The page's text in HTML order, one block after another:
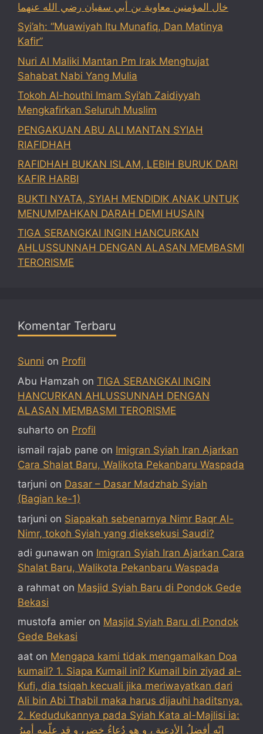
خال المؤمنين معاوية بن أبي سفيان رضي الله عنهما
Syi’ah: “Muawiyah Itu Munafiq, Dan Matinya
Kafir”
Nuri Al Maliki Mantan Pm Irak Menghujat
Sahabat Nabi Yang Mulia
Tokoh Al-houthi Imam Syi’ah Zaidiyyah
Mengkafirkan Seluruh Muslim
PENGAKUAN ABU ALI MANTAN SYIAH
RIAFIDHAH
RAFIDHAH BUKAN ISLAM, LEBIH BURUK DARI
KAFIR HARBI
BUKTI NYATA, SYIAH MENDIDIK ANAK UNTUK
MENUMPAHKAN DARAH DEMI HUSAIN
TIGA SERANGKAI INGIN HANCURKAN
AHLUSSUNNAH DENGAN ALASAN MEMBASMI
TERORISME
Komentar Terbaru
Sunni on Profil
Abu Hamzah on TIGA SERANGKAI INGIN
HANCURKAN AHLUSSUNNAH DENGAN
ALASAN MEMBASMI TERORISME
suharto on Profil
ismail rajab pane on Imigran Syiah Iran Ajarkan
Cara Shalat Baru, Walikota Pekanbaru Waspada
tarjuni on Dasar – Dasar Madzhab Syiah
(Bagian ke-1)
tarjuni on Siapakah sebenarnya Nimr Baqr Al-
Nimr, tokoh Syiah yang dieksekusi Saudi?
adi gunawan on Imigran Syiah Iran Ajarkan Cara
Shalat Baru, Walikota Pekanbaru Waspada
a rahmat on Masjid Syiah Baru di Pondok Gede
Bekasi
mustofa amier on Masjid Syiah Baru di Pondok
Gede Bekasi
aat on Mengapa kami tidak mengamalkan Doa
kumail? 1. Siapa Kumail ini? Kumail bin ziyad al-
Kufi, dia tsiqah kecuali jika meriwayatkan dari
Ali bin Abi Thabil maka harus dijauhi haditsnya.
2. Kedudukannya pada Syiah Kata al-Majlisi ia:
إنّه أفضلُ الأدعيةِ ، و هو دُعاءُ خضر، و قد علّمه أميرُ